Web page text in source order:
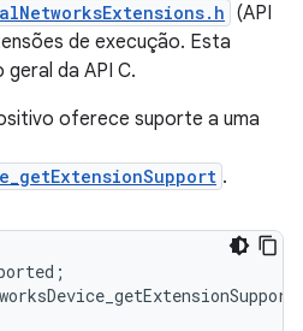
(API
de execução. Esta
da API C.
oferece suporte a uma
.